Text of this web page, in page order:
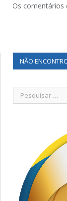
Os comentários
NÃO